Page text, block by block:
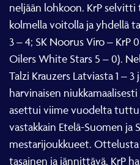
neljään lohkoon. KrP selvitti
kolmella voitolla ja yhdellä
3 – 4; SK Noorus Viro – KrP 0
Oilers White Stars 5 – 0).
Talzi Krauzers Latviasta 1 – 3
harvinaisen niukkamaalisesti
asettui viime vuodelta tuttu
vastakkain Etelä-Suomen ja
mestarijoukkueet.
tasainen ja jännittävä, KrP